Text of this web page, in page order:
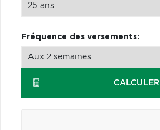
Fréquence des versements:
CALCULER